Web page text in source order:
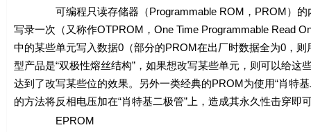
可编程只读存储器（Programmable ROM，PROM）的内
写录一次（又称作OTPROM，One Time Programmable Read
中的某些单元写入数据0（部分的PROM在出厂时数据全为0，
型产品是“双极性熔丝结构”，如果想改写某些单元，则可以给
达到了改写某些位的效果。另外一类经典的PROM为使用“肖特
的方法将反相电压加在“肖特基二极管”上，造成其永久性击穿即
EPROM